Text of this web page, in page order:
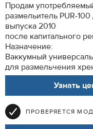
Продам
размельитель PUR-
выпуска 2010
после капитального
Назначение:
Ваккумный
для размельчения
Узнать
ПРОВЕРЯЕТСЯ